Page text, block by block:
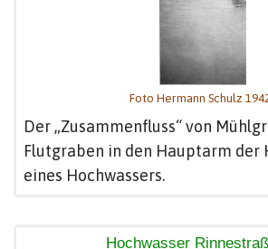
Foto Hermann Schulz
Der „Zusammenfluss“ von
Flutgraben in den Hauptarm der
eines Hochwassers.
Hochwasser